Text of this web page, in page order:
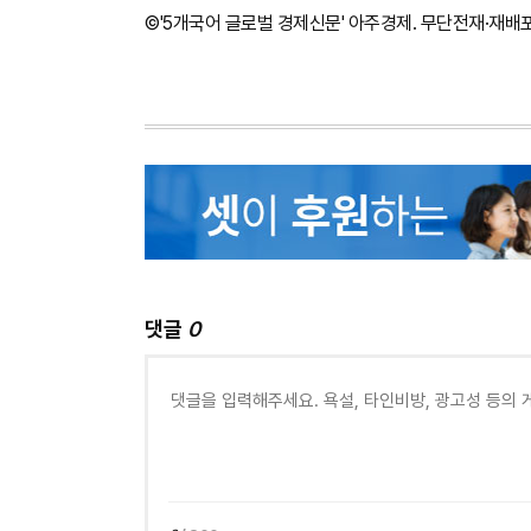
©'5개국어 글로벌 경제신문' 아주경제. 무단전재·재배
댓글 0